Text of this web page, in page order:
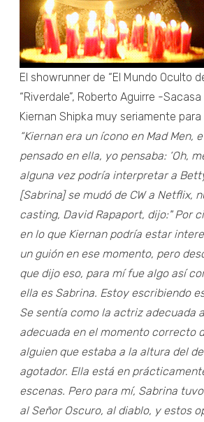
El showrunner de “El Mundo Oculto
“Riverdale”, Roberto Aguirre -
Kiernan Shipka muy seriamente para
“Kiernan era un ícono en Mad Men,
pensado en ella, yo pensaba: ‘Oh,
alguna vez podría interpretar a
[Sabrina] se mudó de CW a Netflix,
casting, David Rapaport, dijo:" Por
en lo que Kiernan podría estar
un guión en ese momento, pero
que dijo eso, para mí fue algo así
ella es Sabrina. Estoy escribiendo
Se sentía como la actriz adecuada
adecuada en el momento correcto
alguien que estaba a la altura del
agotador. Ella está en
escenas. Pero para mí, Sabrina
al Señor Oscuro, al diablo, y estos